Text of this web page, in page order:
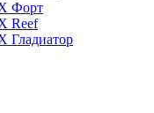
Форт
Reef
Гладиатор